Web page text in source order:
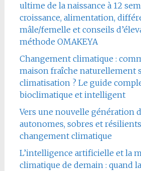
ultime de la naissance à 12
croissance, alimentation,
mâle/femelle et conseils
méthode OMAKEYA
Changement climatique :
maison fraîche naturellement
climatisation ? Le guide
bioclimatique et intelligent
Vers une nouvelle génération
autonomes, sobres et
changement climatique
L’intelligence artificielle et la
climatique de demain : quand